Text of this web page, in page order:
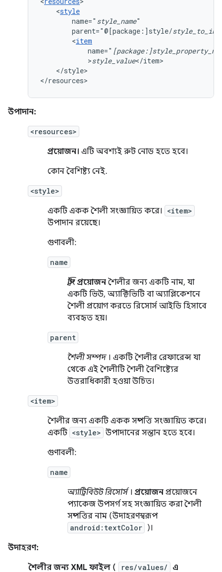
<style
name=" style_name
parent="@[package:]style/
<item
name="
>style_value
</style>
</resources>
উপাদান:
<resources>
প্রয়োজন। এটি অবশ্যই রুট নোড হতে হবে।
কোন বৈশিষ্ট্য নেই.
<style>
একটি একক শৈলী সংজ্ঞায়িত করে। <item>
উপাদান রয়েছে।
গুণাবলী:
name
স্ট্রিং প্রয়োজন শৈলীর জন্য একটি নাম, যা
একটি ভিউ, অ্যাক্টিভিটি বা অ্যাপ্লিকেশনে
শৈলী প্রয়োগ করতে রিসোর্স আইডি হিসাবে
ব্যবহৃত হয়।
parent
শৈলী সম্পদ। একটি শৈলীর রেফারেন্স যা
থেকে এই শৈলীটি শৈলী বৈশিষ্ট্যের
উত্তরাধিকারী হওয়া উচিত।
<item>
শৈলীর জন্য একটি একক সম্পত্তি সংজ্ঞায়িত করে।
একটি <style> উপাদানের সন্তান হতে হবে।
গুণাবলী:
name
অ্যাট্রিবিউট রিসোর্স। প্রয়োজন প্রয়োজনে
প্যাকেজ উপসর্গ সহ সংজ্ঞায়িত করা শৈলী
সম্পত্তির নাম (উদাহরণস্বরূপ
android:textColor )।
উদাহরণ:
শৈলীর জন্য XML ফাইল (
res/values/ এ